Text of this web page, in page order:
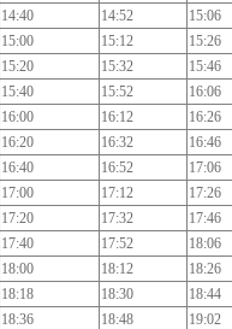
14:40 14:52 15:06
15:00 15:12 15:26
15:20 15:32 15:46
15:40 15:52 16:06
16:00 16:12 16:26
16:20 16:32 16:46
16:40 16:52 17:06
17:00 17:12 17:26
17:20 17:32 17:46
17:40 17:52 18:06
18:00 18:12 18:26
18:18 18:30 18:44
18:36 18:48 19:02